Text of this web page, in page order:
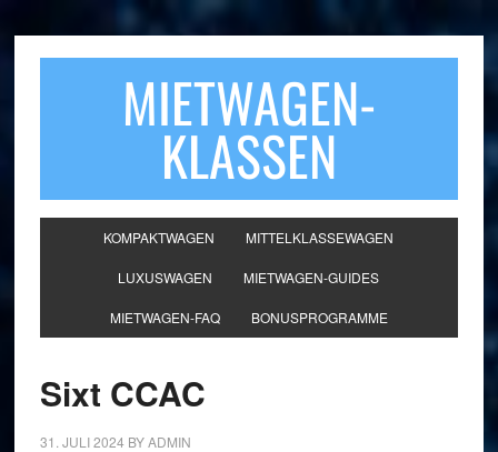
MIETWAGEN-
KLASSEN
KOMPAKTWAGEN MITTELKLASSEWAGEN
LUXUSWAGEN MIETWAGEN-GUIDES
MIETWAGEN-FAQ BONUSPROGRAMME
Sixt CCAC
31. JULI 2024 BYADMIN